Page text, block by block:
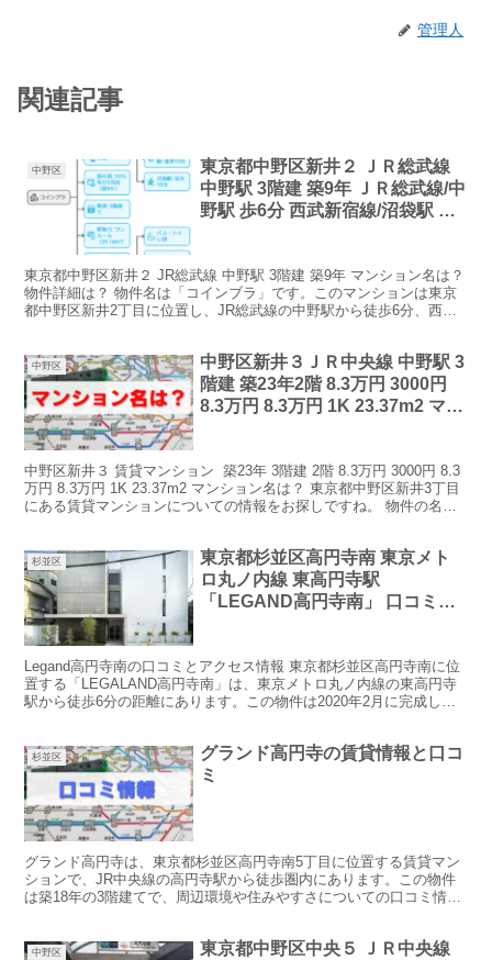
管理人
関連記事
中野区
東京都中野区新井２ ＪＲ総武線
中野駅 3階建 築9年 ＪＲ総武線/中
野駅 歩6分 西武新宿線/沼袋駅 歩
は？
東京都中野区新井２ JR総武線 中野駅 3階建 築9年 マンション名は？
物件詳細は？ 物件名は「コインブラ」です。このマンションは東京
都中野区新井2丁目に位置し、JR総武線の中野駅から徒歩6分、西武
中野区
中野区新井３ＪＲ中央線 中野駅 3
階建 築23年2階 8.3万円 3000円
8.3万円 8.3万円 1K 23.37m2 マン
中野区新井３ 賃貸マンション 築23年 3階建 2階 8.3万円 3000円 8.3
万円 8.3万円 1K 23.37m2 マンション名は？ 東京都中野区新井3丁目
にある賃貸マンションについての情報をお探しですね。 物件の名前
杉並区
東京都杉並区高円寺南 東京メト
ロ丸ノ内線 東高円寺駅
「LEGAND高円寺南」 口コミ情
Legand高円寺南の口コミとアクセス情報 東京都杉並区高円寺南に位
置する「LEGALAND高円寺南」は、東京メトロ丸ノ内線の東高円寺
駅から徒歩6分の距離にあります。この物件は2020年2月に完成した
杉並区
グランド高円寺の賃貸情報と口コ
ミ
グランド高円寺は、東京都杉並区高円寺南5丁目に位置する賃貸マン
ションで、JR中央線の高円寺駅から徒歩圏内にあります。この物件
は築18年の3階建てで、周辺環境や住みやすさについての口コミ情報
中野区
東京都中野区中央５ ＪＲ中央線